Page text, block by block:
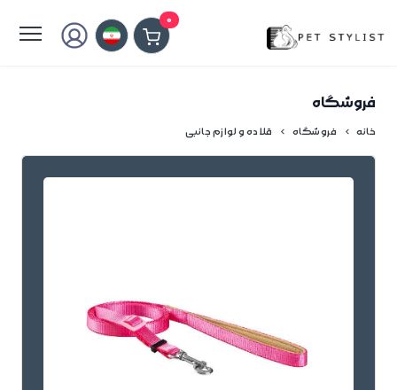
0
فروشگاه
خانه فروشگاه قلاده و لوازم جانبی